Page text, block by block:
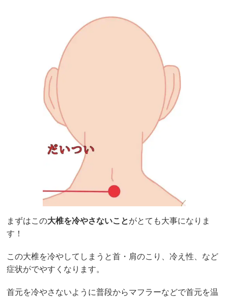
まずはこの大椎を冷やさないことがとても大事になりま
す！
この大椎を冷やしてしまうと首・肩のこり、冷え性、など
症状がでやすくなります。
首元を冷やさないように普段からマフラーなどで首元を温